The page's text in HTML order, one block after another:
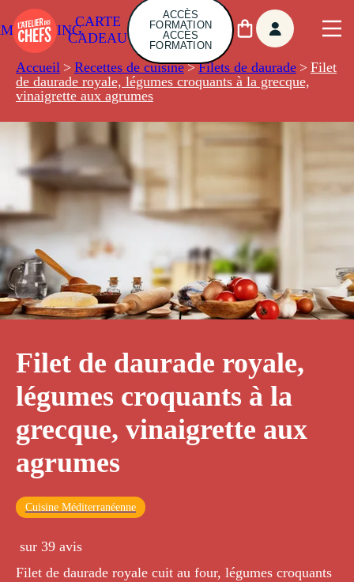
CARTE
CADEAU
ACCÈS
FORMATION
ACCÈS
FORMATION
Accueil > Recettes de cuisine > Filets de daurade > Filet
de daurade royale, légumes croquants à la grecque,
vinaigrette aux agrumes
Filet de daurade royale,
légumes croquants à la
grecque, vinaigrette aux
agrumes
Cuisine Méditerranéenne
sur 39 avis
Filet de daurade royale cuit au four, légumes croquants